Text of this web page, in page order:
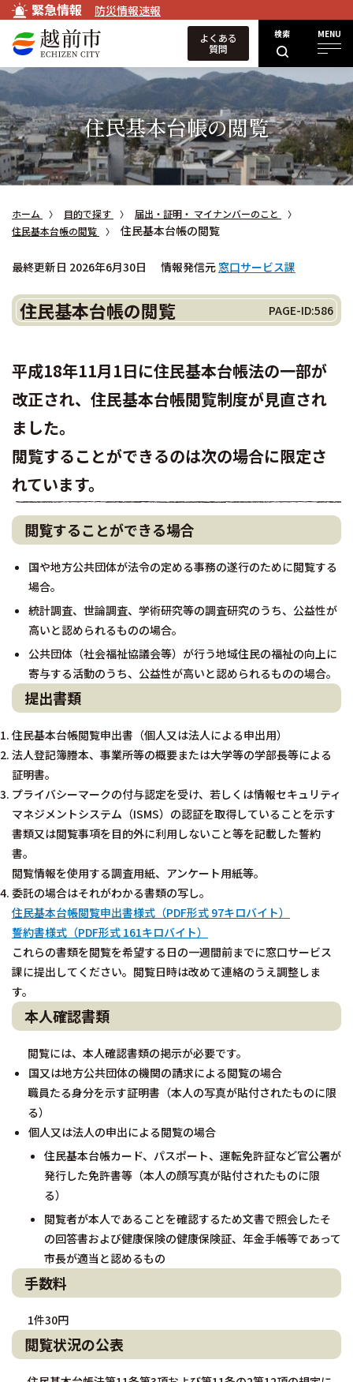
緊急情報 防災情報速報
検索 MENU
よくある
質問
住民基本台帳の閲覧
ホーム 目的で探す
届出・証明・ マイナンバーのこと
住民基本台帳の閲覧
住民基本台帳の閲覧
最終更新日 2026年6月30日 情報発信元窓口サービス課
住民基本台帳の閲覧 PAGE-ID:586
平成18年11月1日に住民基本台帳法の一部が
改正され、住民基本台帳閲覧制度が見直され
ました。
閲覧することができるのは次の場合に限定さ
れています。
閲覧することができる場合
国や地方公共団体が法令の定める事務の遂行のために閲覧する
場合。
統計調査、世論調査、学術研究等の調査研究のうち、公益性が
高いと認められるものの場合。
公共団体（社会福祉協議会等）が行う地域住民の福祉の向上に
寄与する活動のうち、公益性が高いと認められるものの場合。
提出書類
住民基本台帳閲覧申出書（個人又は法人による申出用）
法人登記簿謄本、事業所等の概要または大学等の学部長等による
証明書。
プライバシーマークの付与認定を受け、若しくは情報セキュリティ
マネジメントシステム（ISMS）の認証を取得していることを示す
書類又は閲覧事項を目的外に利用しないこと等を記載した誓約
書。
閲覧情報を使用する調査用紙、アンケート用紙等。
委託の場合はそれがわかる書類の写し。
住民基本台帳閲覧申出書様式（PDF形式 97キロバイト）
誓約書様式（PDF形式 161キロバイト）
これらの書類を閲覧を希望する日の一週間前までに窓口サービス
課に提出してください。閲覧日時は改めて連絡のうえ調整しま
す。
本人確認書類
閲覧には、本人確認書類の掲示が必要です。
国又は地方公共団体の機関の請求による閲覧の場合
職員たる身分を示す証明書（本人の写真が貼付されたものに限
る）
個人又は法人の申出による閲覧の場合
住民基本台帳カード、パスポート、運転免許証など官公署が
発行した免許書等（本人の顔写真が貼付されたものに限
る）
閲覧者が本人であることを確認するため文書で照会したそ
の回答書および健康保険の健康保険証、年金手帳等であって
市長が適当と認めるもの
手数料
1件30円
閲覧状況の公表